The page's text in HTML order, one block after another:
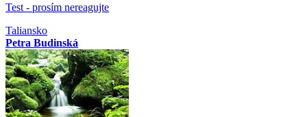
Test - prosím nereagujte
Taliansko
Petra Budinská